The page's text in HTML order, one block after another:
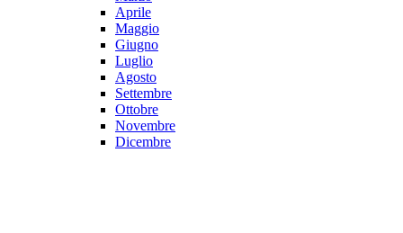
Aprile
Maggio
Giugno
Luglio
Agosto
Settembre
Ottobre
Novembre
Dicembre